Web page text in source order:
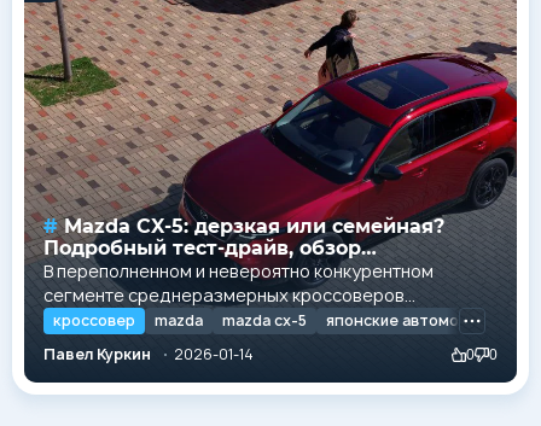
Mazda CX-5: дерзкая или семейная?
Подробный тест-драйв, обзор
характеристик и честный вердикт
В переполненном и невероятно конкурентном
сегменте среднеразмерных кроссоверов
выделиться становится все сложнее. Большинство
производителей идут по пути усреднения, создавая
прагматичные, удобные, но лишенные характера
«автомобили для всего». Toyota RAV4 берет
кроссовер mazda mazda cx-5
японские автомобили
Павел Куркин
2026-01-14 0 0